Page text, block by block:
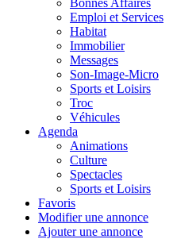
Bonnes Affaires
Emploi et Services
Habitat
Immobilier
Messages
Son-Image-Micro
Sports et Loisirs
Troc
Véhicules
Agenda
Animations
Culture
Spectacles
Sports et Loisirs
Favoris
Modifier une annonce
Ajouter une annonce